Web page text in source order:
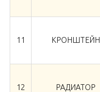
11 КРОНШТЕЙН
12 РАДИАТОР